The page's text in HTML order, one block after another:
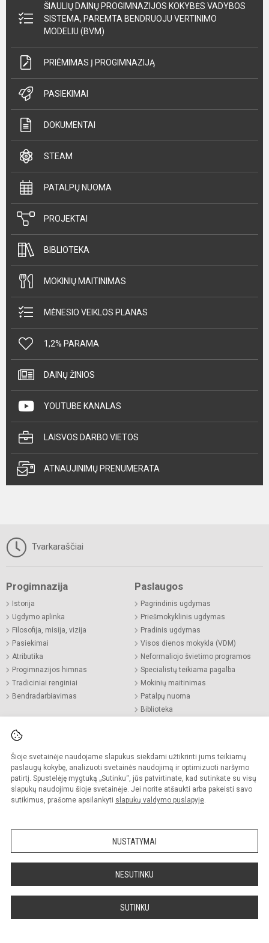
Šioje svetainėje naudojame slapukus siekdami užtikrinti jums teikiamų
paslaugų kokybę, analizuoti svetainės naudojimą ir optimizuoti naršymo
patirtį. Spustelėję mygtuką „Sutinku“, jūs patvirtinate, kad sutinkate su visų
slapukų naudojimu šioje svetainėje. Jei norite atšaukti arba pakeisti savo
sutikimus, prašome apsilankyti slapukų valdymo puslapyje.
NUSTATYMAI
NESUTINKU
SUTINKU
ŠIAULIŲ DAINŲ PROGIMNAZIJOS KOKYBĖS VADYBOS
SISTEMA, PAREMTA BENDRUOJU VERTINIMO
MODELIU (BVM)
PRIĖMIMAS Į PROGIMNAZIJĄ
PASIEKIMAI
DOKUMENTAI
STEAM
PATALPŲ NUOMA
PROJEKTAI
BIBLIOTEKA
MOKINIŲ MAITINIMAS
MĖNESIO VEIKLOS PLANAS
1,2% PARAMA
DAINŲ ŽINIOS
YOUTUBE KANALAS
LAISVOS DARBO VIETOS
ATNAUJINIMŲ PRENUMERATA
Tvarkaraščiai
Progimnazija
Istorija
Ugdymo aplinka
Filosofija, misija, vizija
Pasiekimai
Atributika
Progimnazijos himnas
Tradiciniai renginiai
Bendradarbiavimas
Paslaugos
Pagrindinis ugdymas
Priešmokyklinis ugdymas
Pradinis ugdymas
Visos dienos mokykla (VDM)
Neformaliojo švietimo programos
Specialistų teikiama pagalba
Mokinių maitinimas
Patalpų nuoma
Biblioteka
Ataskaitos
Biudžeto vykdymo ataskaitų rinkiniai
Finansinių ataskaitų rinkiniai
Lėšos veiklai viešinti
NMPP rezultatai
Informacija
Nuorodos
Laisvos darbo vietos
Asmens duomenų apsauga
Pranešėjų apsauga
Smurto ir priekabiavimo politika
Korupcijos prevencija
Civilinė sauga
Atviri duomenys